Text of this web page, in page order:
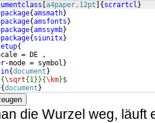
a4paper,12pt { scrartcl }
{amsmath}
{amsfonts }
{amssymb}
{ siunitx}
{
= DE ,
mode = symbol
}
{document }
{\sqrt{1}}{\km}$
{document }
die Wurzel weg, läuft